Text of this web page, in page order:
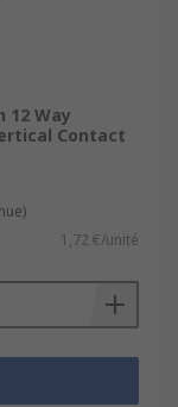
12 Way
Contact
1,72 €/unité